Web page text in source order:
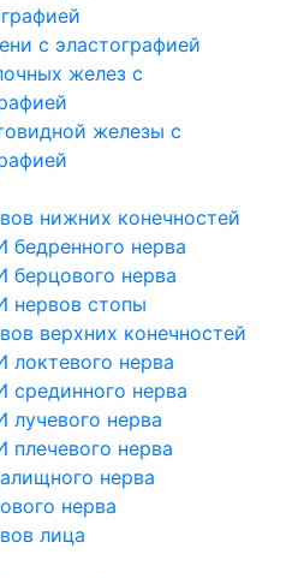
с эластографией
желез с
железы с
нижних конечностей
бедренного нерва
берцового нерва
нервов стопы
верхних конечностей
локтевого нерва
срединного нерва
лучевого нерва
плечевого нерва
нерва
нерва
лица